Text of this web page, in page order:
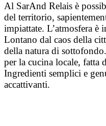
Al SarAnd Relais è
del territorio,
impiattate. L’atmosfera è
Lontano dal caos della
della natura di
per la cucina locale,
Ingredienti semplici e
accattivanti.